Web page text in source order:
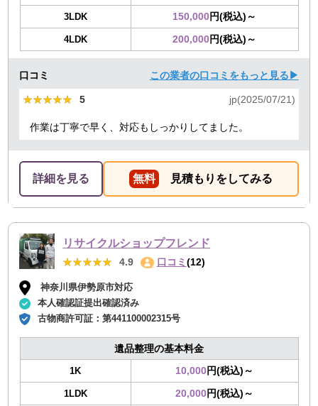
3LDK 150,000円(税込)～
4LDK 200,000円(税込)～
口コミ この業者の口コミをもっと見る▶
★★★★★
★★★★★ 5 jp(2025/07/21)
作業は丁寧で早く、対応もしっかりしてました。
詳細を見る 無料 見積もりをしてみる
リサイクルショップフレンド
★★★★★
★★★★★ 4.9 口コミ (12)
神奈川県伊勢原市対応
本人確認証提出確認済み
古物商許可証：第441100002315号
遺品整理の基本料金
1K 10,000円(税込)～
1LDK 20,000円(税込)～